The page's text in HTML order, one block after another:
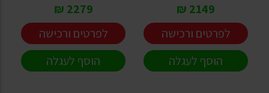
2149 ₪
לפרטים ורכישה
הוסף לעגלה
2279 ₪
לפרטים ורכישה
הוסף לעגלה